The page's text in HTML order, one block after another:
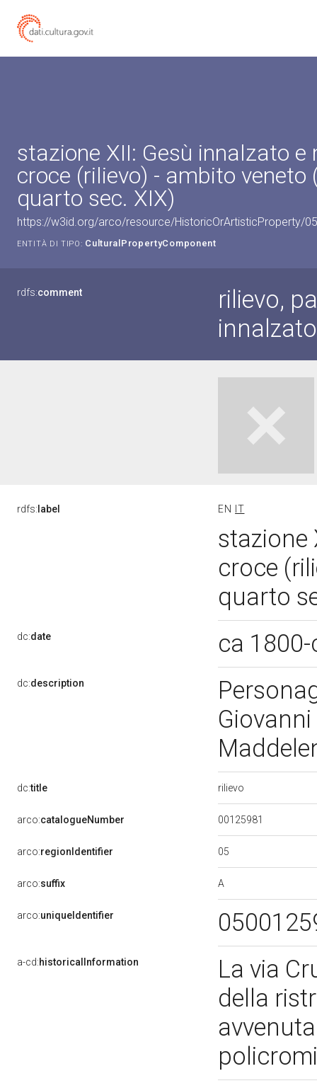
stazione XII: Gesù innalzato e
croce (rilievo) - ambito veneto
quarto sec. XIX)
https://w3id.org/arco/resource/HistoricOrArtisticProperty/
ENTITÀ DI TIPO: CulturalPropertyComponent
rdfs:comment
rilievo,
rdfs: label EN IT
stazione
croce
quarto
dc:date ca
dc:description
dc:title rilievo
arco:catalogueNumber 00125981
arco:regionIdentifier 05
arco:suffix A
arco:uniqueIdentifier
a-cd:historicalInformation
La via
della